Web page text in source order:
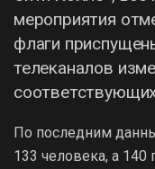
мероприятия
флаги
телеканалов
По последним
133 человека, а 140